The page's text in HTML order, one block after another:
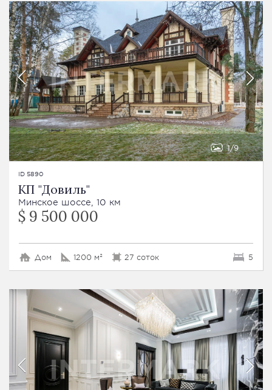
1 9
ID 5890
КП "Довиль"
Минское шоссе, 10 км
$ 9 500 000
Дом 1200 м² 27 соток 5